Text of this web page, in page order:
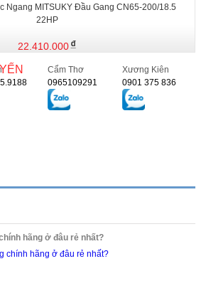
Ngang MITSUKY Đầu Gang CN65-200/18.5
22HP
22.410.000
Cẩm Thơ
0965109291
Xương Kiên
0901 375 836
hãng ở đâu rẻ nhất?